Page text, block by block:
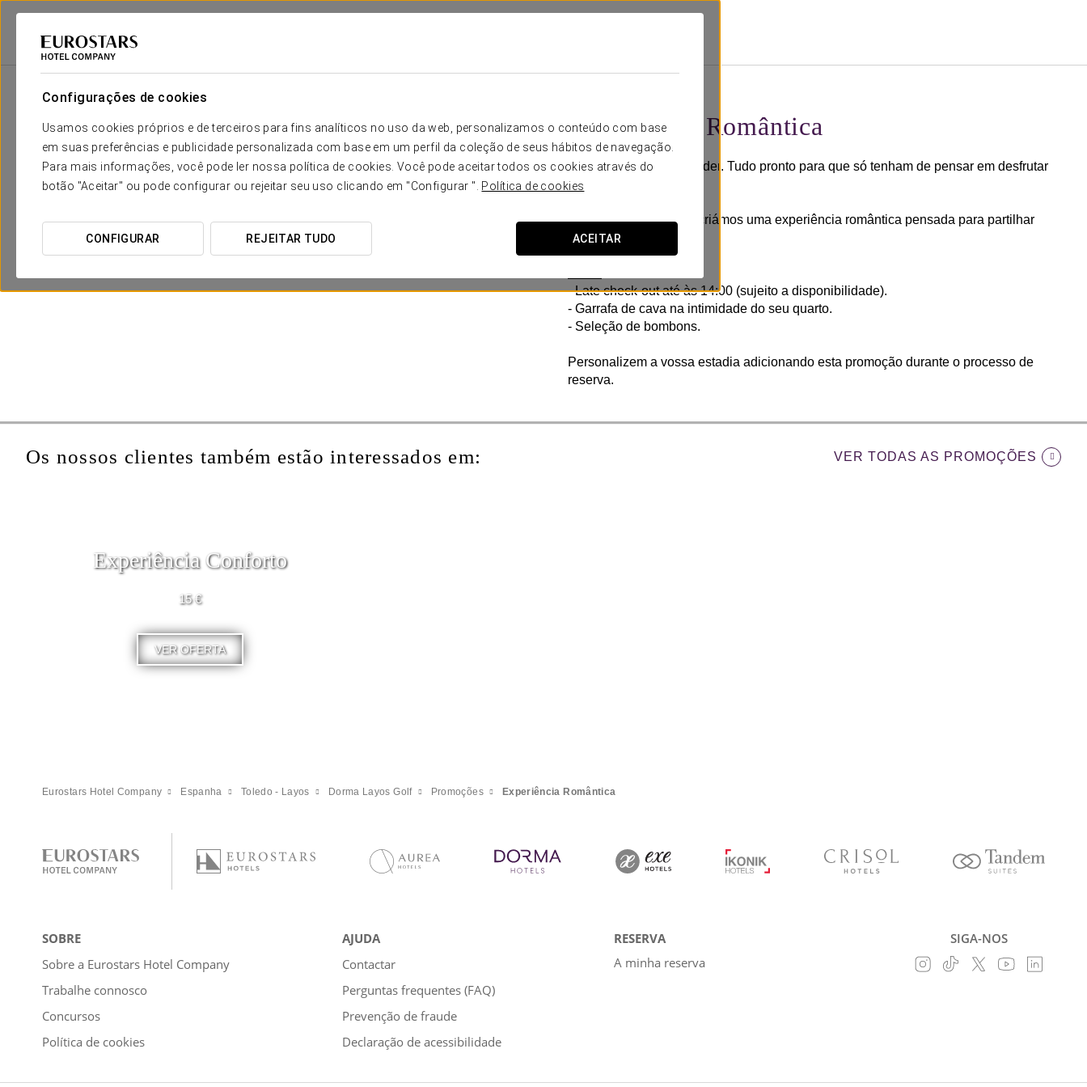
Configurações de cookies
Usamos cookies próprios e de terceiros para fins analíticos no uso da web, personalizamos o conteúdo com base
em suas preferências e publicidade personalizada com base em um perfil da coleção de seus hábitos de navegação.
Para mais informações, você pode ler nossa política de cookies. Você pode aceitar todos os cookies através do
botão "Aceitar" ou pode configurar ou rejeitar seu uso clicando em "Configurar ". Política de cookies
CONFIGURAR REJEITAR TUDO ACEITAR
Eurostars Hotel Company
Experiência Romântica
Detalhes para surpreender. Tudo pronto para que só tenham de pensar em desfrutar
do amor.
No Dorma Layos Golf, criámos uma experiência romântica pensada para partilhar
com o seu par.
- Late check-out até às 14:00 (sujeito a disponibilidade).
- Garrafa de cava na intimidade do seu quarto.
- Seleção de bombons.
Personalizem a vossa estadia adicionando esta promoção durante o processo de
reserva.
Os nossos clientes também estão interessados em: VER TODAS AS PROMOÇÕES
Experiência Conforto
15 €
VER OFERTA
Eurostars Hotel Company Espanha Toledo - Layos Dorma Layos Golf Promoções Experiência Romântica
SOBRE
Sobre a Eurostars Hotel Company
Trabalhe connosco
Concursos
Política de cookies
AJUDA
Contactar
Perguntas frequentes (FAQ)
Prevenção de fraude
Declaração de acessibilidade
RESERVA
A minha reserva
SIGA-NOS